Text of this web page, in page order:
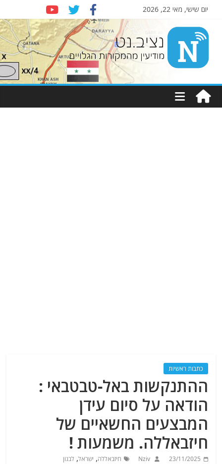
יום שישי, מאי 22, 2026
Nziv.net
מודיעין
מהמקורות
כתבות ראשיות
ההתנקשות באל-טבטבאי :
הודאה על סיום עידן
המבצעים החשאיים של
חיזבאללה. משמעות !
23/11/2025
Nziv חיזבאללה, ישראל, לבנון